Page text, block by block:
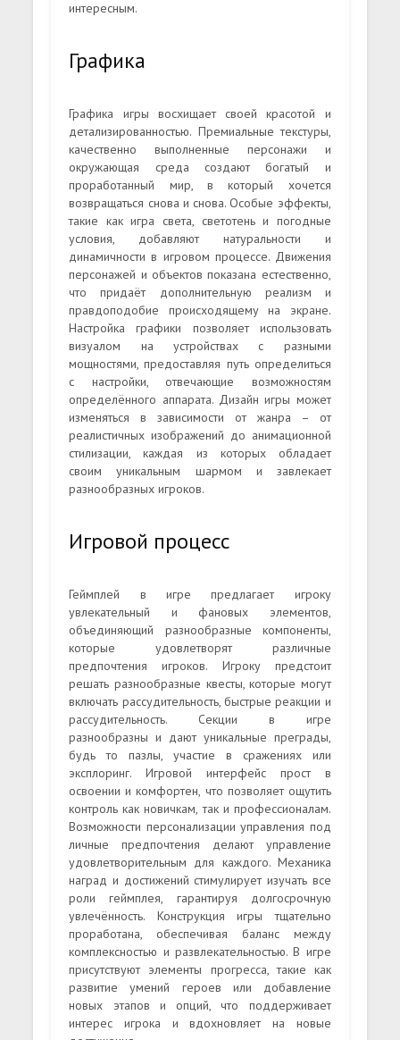
интересным.
Графика
Графика игры восхищает своей красотой и
детализированностью. Премиальные текстуры,
качественно выполненные персонажи и
окружающая среда создают богатый и
проработанный мир, в который хочется
возвращаться снова и снова. Особые эффекты,
такие как игра света, светотень и погодные
условия, добавляют натуральности и
динамичности в игровом процессе. Движения
персонажей и объектов показана естественно,
что придаёт дополнительную реализм и
правдоподобие происходящему на экране.
Настройка графики позволяет использовать
визуалом на устройствах с разными
мощностями, предоставляя путь определиться
с настройки, отвечающие возможностям
определённого аппарата. Дизайн игры может
изменяться в зависимости от жанра – от
реалистичных изображений до анимационной
стилизации, каждая из которых обладает
своим уникальным шармом и завлекает
разнообразных игроков.
Игровой процесс
Геймплей в игре предлагает игроку
увлекательный и фановых элементов,
объединяющий разнообразные компоненты,
которые удовлетворят различные
предпочтения игроков. Игроку предстоит
решать разнообразные квесты, которые могут
включать рассудительность, быстрые реакции и
рассудительность. Секции в игре
разнообразны и дают уникальные преграды,
будь то пазлы, участие в сражениях или
эксплоринг. Игровой интерфейс прост в
освоении и комфортен, что позволяет ощутить
контроль как новичкам, так и профессионалам.
Возможности персонализации управления под
личные предпочтения делают управление
удовлетворительным для каждого. Механика
наград и достижений стимулирует изучать все
роли геймплея, гарантируя долгосрочную
увлечённость. Конструкция игры тщательно
проработана, обеспечивая баланс между
комплексностью и развлекательностью. В игре
присутствуют элементы прогресса, такие как
развитие умений героев или добавление
новых этапов и опций, что поддерживает
интерес игрока и вдохновляет на новые